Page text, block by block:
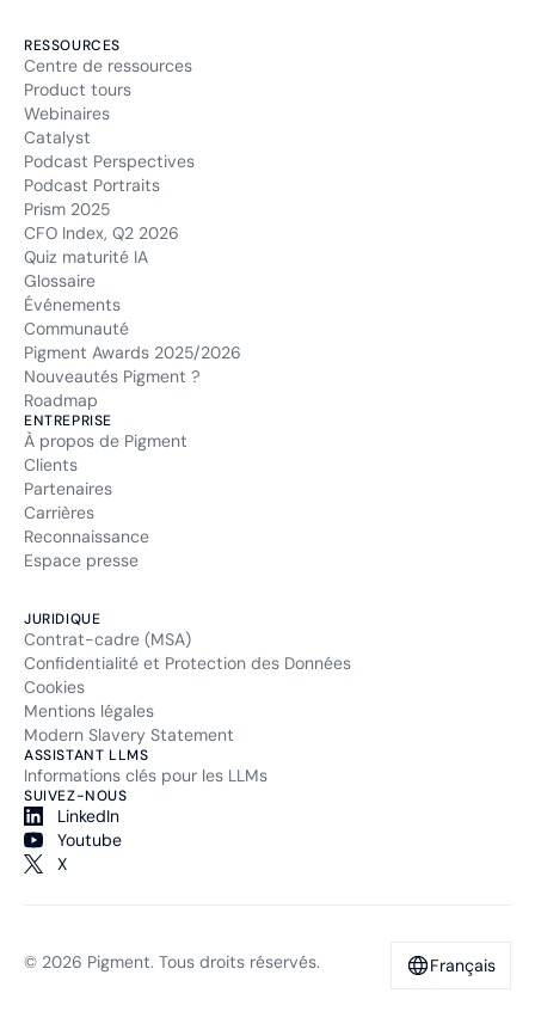
RESSOURCES
Centre de ressources
Product tours
Webinaires
Catalyst
Podcast Perspectives
Podcast Portraits
Prism 2025
CFO Index, Q2 2026
Quiz maturité IA
Glossaire
Événements
Communauté
Pigment Awards 2025/2026
Nouveautés Pigment ?
Roadmap
ENTREPRISE
À propos de Pigment
Clients
Partenaires
Carrières
Reconnaissance
Espace presse
JURIDIQUE
Contrat-cadre (MSA)
Confidentialité et Protection des Données
Cookies
Mentions légales
Modern Slavery Statement
ASSISTANT LLMS
Informations clés pour les LLMs
SUIVEZ-NOUS
LinkedIn
Youtube
X
© 2026 Pigment. Tous droits réservés. Français